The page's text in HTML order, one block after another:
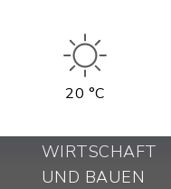
20 °C
WIRTSCHAFT
UND BAUEN